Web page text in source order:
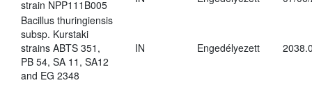
strain NPP111B005
Bacillus thuringiensis
subsp. Kurstaki
strains ABTS 351,
PB 54, SA 11, SA12
and EG 2348
IN Engedélyezett